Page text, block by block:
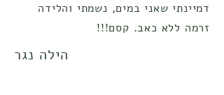
דמיינתי שאני במים, נשמתי והלידה
זרמה ללא כאב. קסם!!!
הילה נגר